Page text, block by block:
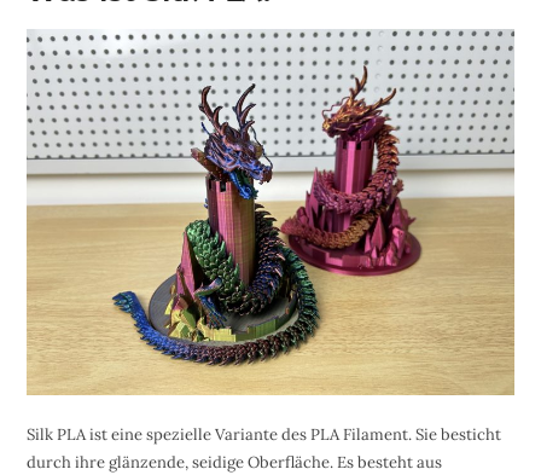
Silk PLA ist eine spezielle Variante des PLA Filament. Sie besticht
durch ihre glänzende, seidige Oberfläche. Es besteht aus